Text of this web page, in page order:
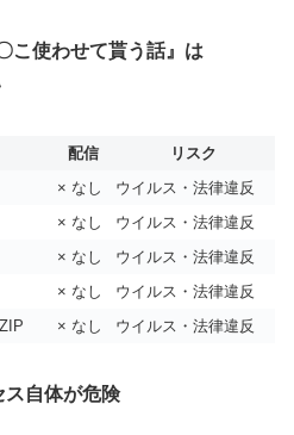
こ使わせて貰う話』は
配信
リスク
× なし
ウイルス・法律違反
× なし
ウイルス・法律違反
× なし
ウイルス・法律違反
× なし
ウイルス・法律違反
× なし ウイルス・法律違反
自体が危険